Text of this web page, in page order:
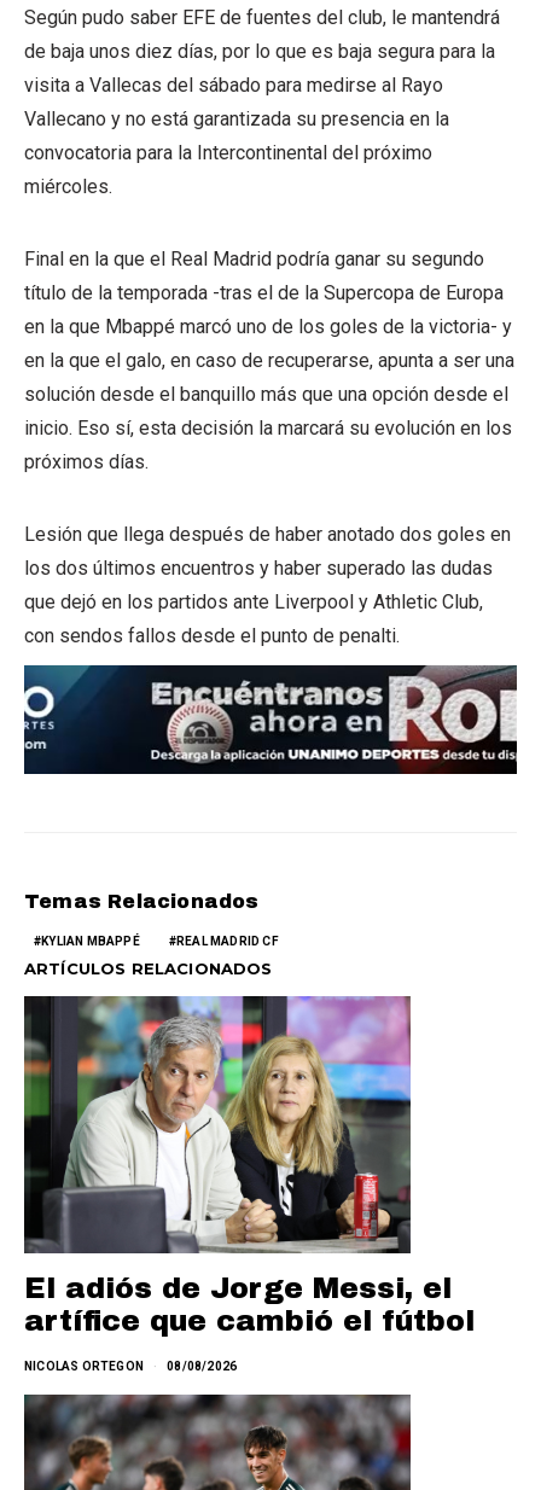
Según pudo saber EFE de fuentes del club, le mantendrá
de baja unos diez días, por lo que es baja segura para la
visita a Vallecas del sábado para medirse al Rayo
Vallecano y no está garantizada su presencia en la
convocatoria para la Intercontinental del próximo
miércoles.
Final en la que el Real Madrid podría ganar su segundo
título de la temporada -tras el de la Supercopa de Europa
en la que Mbappé marcó uno de los goles de la victoria- y
en la que el galo, en caso de recuperarse, apunta a ser una
solución desde el banquillo más que una opción desde el
inicio. Eso sí, esta decisión la marcará su evolución en los
próximos días.
Lesión que llega después de haber anotado dos goles en
los dos últimos encuentros y haber superado las dudas
que dejó en los partidos ante Liverpool y Athletic Club,
con sendos fallos desde el punto de penalti.
Temas Relacionados
KYLIAN MBAPPÉ REAL MADRID CF
ARTÍCULOS RELACIONADOS
El adiós de Jorge Messi, el
artífice que cambió el fútbol
NICOLAS ORTEGON 08/08/2026